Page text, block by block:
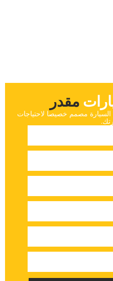
‏مقدر‏
مصمم خصيصا لاحتياجات